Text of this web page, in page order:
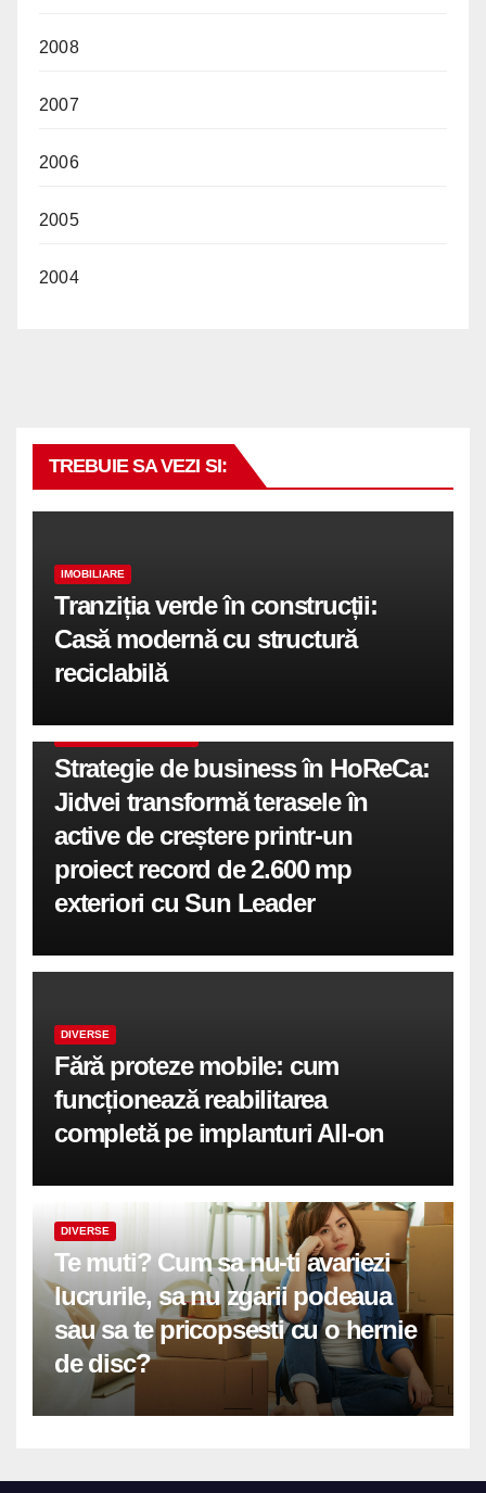
2008
2007
2006
2005
2004
TREBUIE SA VEZI SI:
IMOBILIARE
Tranziția verde în construcții:
Casă modernă cu structură
reciclabilă
Strategie de business în HoReCa:
Jidvei transformă terasele în
active de creștere printr-un
proiect record de 2.600 mp
exteriori cu Sun Leader
DIVERSE
Fără proteze mobile: cum
funcționează reabilitarea
completă pe implanturi All-on
DIVERSE
Te muti? Cum sa nu-ti avariezi
lucrurile, sa nu zgarii podeaua
sau sa te pricopsesti cu o hernie
de disc?